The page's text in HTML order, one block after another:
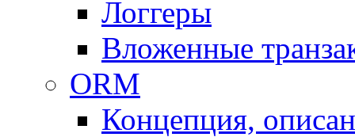
Логгеры
Вложенные
ORM
Концепция,